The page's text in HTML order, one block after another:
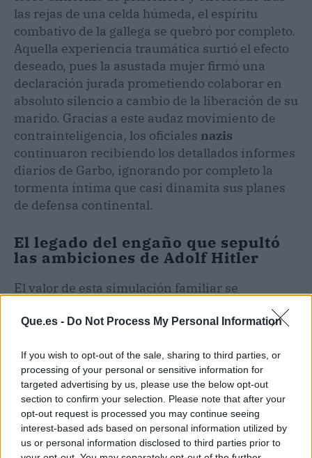
Que.es - Do Not Process My Personal Information
If you wish to opt-out of the sale, sharing to third parties, or
processing of your personal or sensitive information for
targeted advertising by us, please use the below opt-out
section to confirm your selection. Please note that after your
opt-out request is processed you may continue seeing
interest-based ads based on personal information utilized by
us or personal information disclosed to third parties prior to
las rejas de una celda húmeda, el espíritu
combativo de la gallega se quebró por completo.
Aquella experiencia traumática surtió el efecto
deseado, pues la asustada mujer firmó una
declaración jurada prometiendo colaborar en
absoluto silencio a cambio de la liberación de su
marido. Gracias a este audaz movimiento de
contrainteligencia, los oficiales nazis
continuaron recibiendo los detallados informes
diarios de Garbo, ignorando por completo la
tormenta íntima que casi dinamita sus planes
de defensa continental.
El legado del engaño que sepultó
las ambiciones de Adolf Hitler
El valor de esta simulación familiar se
horas del 6 de junio de 1944, cuando las tropas
con las barcazas golpeando las playas
francesas, los estrategasnazismantuvieron
retenidas a sus mejores tropas en el norte
debido a los mensajes de texto enviados por
Pujol. El engaño funcionó con tal perfección que
el alto mando alemán felicitó formalmente a su